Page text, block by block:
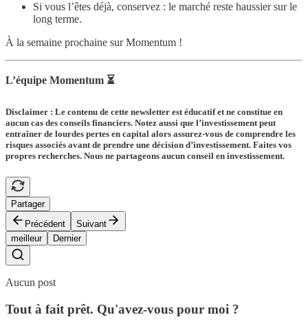
Si vous l’êtes déjà, conservez : le marché reste haussier sur le
long terme.
À la semaine prochaine sur Momentum !
L’équipe Momentum ⏳
Disclaimer : Le contenu de cette newsletter est éducatif et ne constitue en
aucun cas des conseils financiers. Notez aussi que l’investissement peut
entraîner de lourdes pertes en capital alors assurez-vous de comprendre les
risques associés avant de prendre une décision d’investissement. Faites vos
propres recherches. Nous ne partageons aucun conseil en investissement.
Partager
Précédent
Suivant
meilleur
Dernier
Aucun post
Tout à fait prêt. Qu'avez-vous pour moi ?